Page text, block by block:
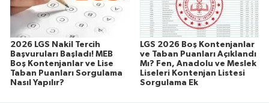
2026 LGS Nakil Tercih
Başvuruları Başladı! MEB
Boş Kontenjanlar ve Lise
Taban Puanları Sorgulama
Nasıl Yapılır?
LGS 2026 Boş Kontenjanlar
ve Taban Puanları Açıklandı
Mı? Fen, Anadolu ve Meslek
Liseleri Kontenjan Listesi
Sorgulama Ek